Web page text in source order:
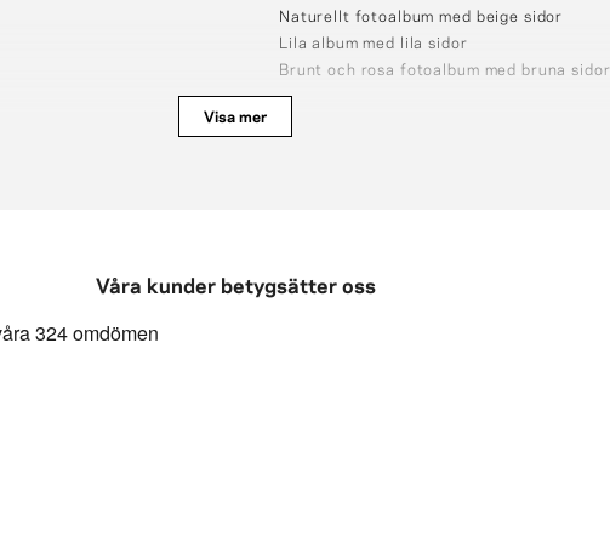
Naturellt fotoalbum med beige sidor
Lila album med lila sidor
Brunt och rosa fotoalbum med bruna sidor
Visa mer
Våra kunder betygsätter oss